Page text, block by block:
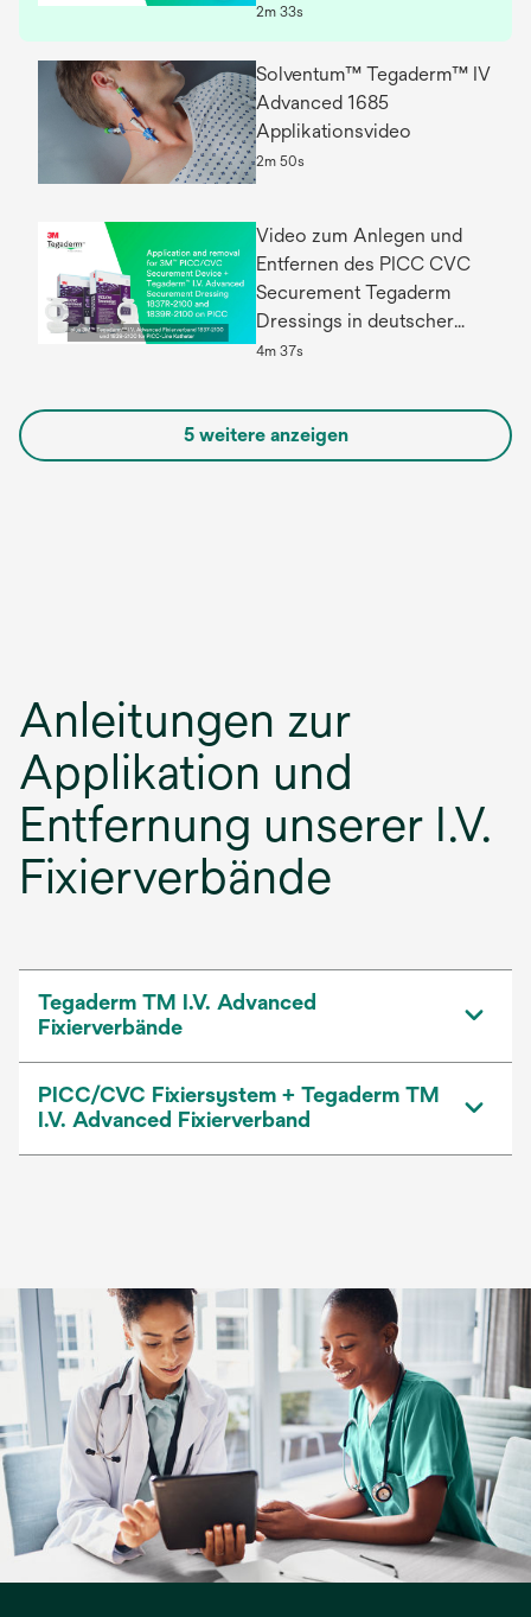
2m 33s
Solventum™ Tegaderm™ IV
Advanced 1685
Applikationsvideo
2m 50s
Video zum Anlegen und
Entfernen des PICC CVC
Securement Tegaderm
Dressings in deutscher
Sprache
4m 37s
5 weitere anzeigen
Anleitungen zur
Applikation und
Entfernung unserer I.V.
Fixierverbände
Tegaderm TM I.V. Advanced
Fixierverbände
PICC/CVC Fixiersystem + Tegaderm TM
I.V. Advanced Fixierverband